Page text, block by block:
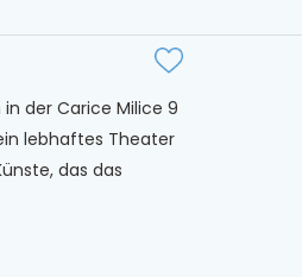
der Carice Milice 9
lebhaftes Theater
das das